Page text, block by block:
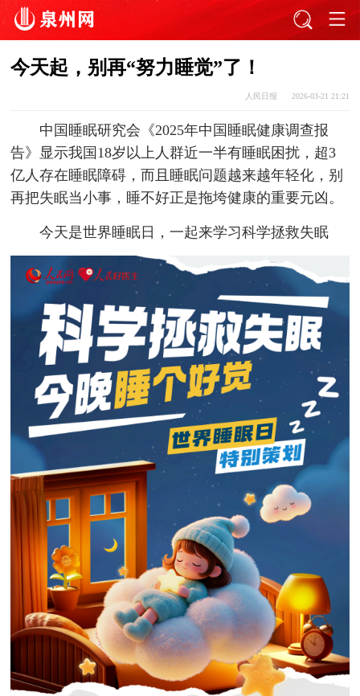
今天起，别再“努力睡觉”了！
人民日报 2026-03-21 21:21
中国睡眠研究会《2025年中国睡眠健康调查报
告》显示我国18岁以上人群近一半有睡眠困扰，超3
亿人存在睡眠障碍，而且睡眠问题越来越年轻化，别
再把失眠当小事，睡不好正是拖垮健康的重要元凶。
今天是世界睡眠日，一起来学习科学拯救失眠